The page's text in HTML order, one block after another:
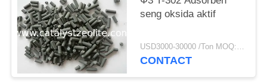
seng oksida aktif
USD3000-30000 /Ton MOQ:1 KG
CONTACT